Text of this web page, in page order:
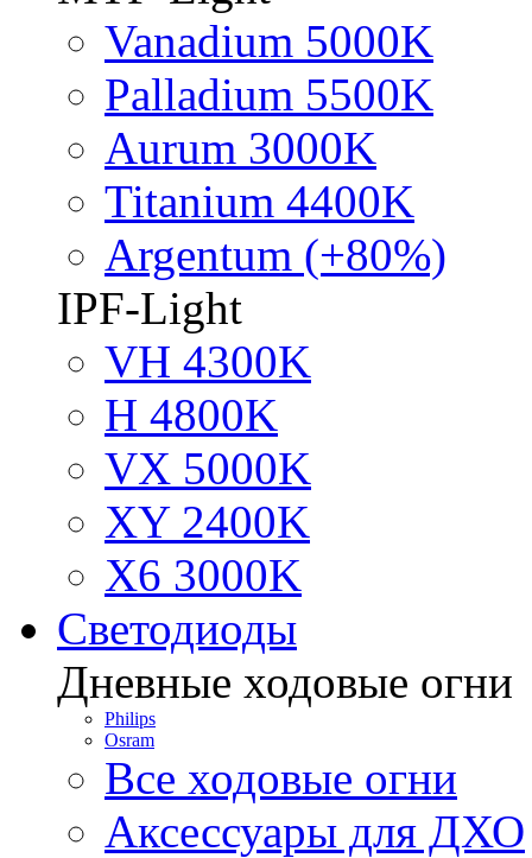
Vanadium 5000K
Palladium 5500K
Aurum 3000K
Titanium 4400K
Argentum (+80%)
IPF-Light
VH 4300K
H 4800K
VX 5000K
XY 2400K
X6 3000K
Светодиоды
Дневные ходовые огни
Philips
Osram
Все ходовые огни
Аксессуары для ДХО